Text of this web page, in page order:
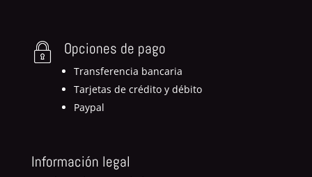
Opciones de pago
Transferencia bancaria
Tarjetas de crédito y débito
Paypal
Información legal